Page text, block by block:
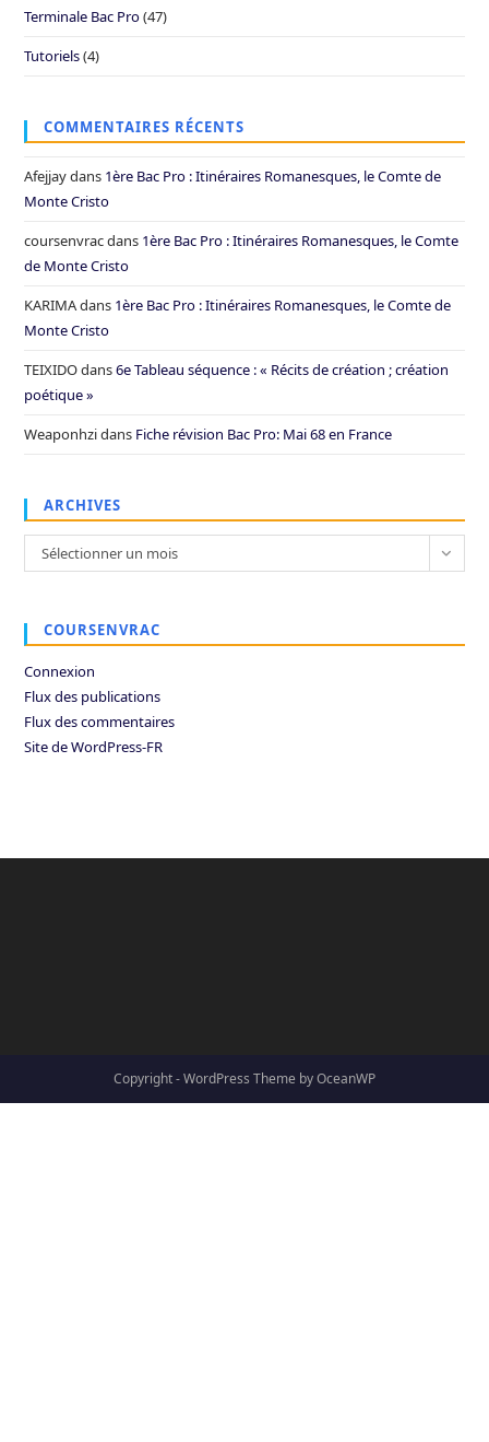
Terminale Bac Pro(47)
Tutoriels(4)
COMMENTAIRES RÉCENTS
Afejjaydans 1ère Bac Pro : Itinéraires Romanesques, le Comte de
Monte Cristo
coursenvracdans 1ère Bac Pro : Itinéraires Romanesques, le Comte
de Monte Cristo
KARIMAdans 1ère Bac Pro : Itinéraires Romanesques, le Comte de
Monte Cristo
TEIXIDOdans6e Tableau séquence : « Récits de création ; création
poétique »
Weaponhzidans Fiche révision Bac Pro: Mai 68 en France
ARCHIVES
Archives
Sélectionner un mois
COURSENVRAC
Connexion
Flux des publications
Flux des commentaires
Site de WordPress-FR
Copyright - WordPress Theme by OceanWP